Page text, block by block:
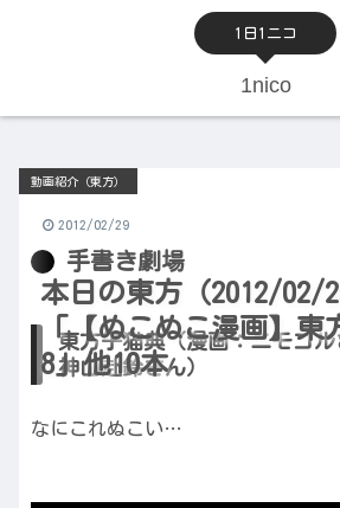
1日1ニコ
1nico
本日の東方（2012/02/
「【ぬこぬこ漫画】
8」他10本
動画紹介（東方）
2012/02/29
手書き劇場
東方子猫典（漫画：ニモコ
神山赴鈴さん）
なにこれぬこい…